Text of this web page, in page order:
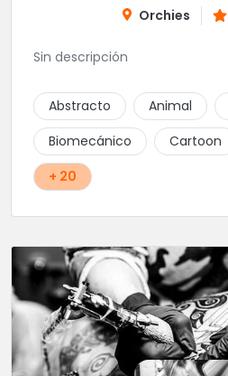
Orchies
Sin descripción
Abstracto Animal
Biomecánico
Cartoon
+ 20